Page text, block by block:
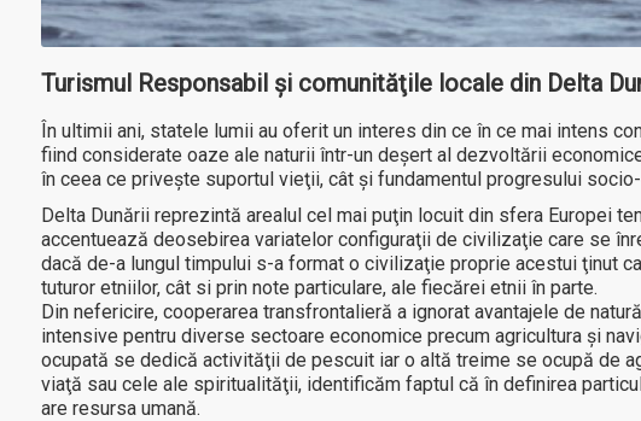
Turismul Responsabil şi comunităţile locale din Delta
În ultimii ani, statele lumii au oferit un interes din ce în ce mai intens
fiind considerate oaze ale naturii într-un deşert al dezvoltării
în ceea ce priveşte suportul vieţii, cât şi fundamentul progresului
Delta Dunării reprezintă arealul cel mai puţin locuit din sfera Europei
accentuează deosebirea variatelor configuraţii de civilizaţie care se
dacă de-a lungul timpului s-a format o civilizaţie proprie acestui ţinut
tuturor etniilor, cât si prin note particulare, ale fiecărei etnii în parte.
Din nefericire, cooperarea transfrontalieră a ignorat avantajele de
intensive pentru diverse sectoare economice precum agricultura şi
ocupată se dedică activităţii de pescuit iar o altă treime se ocupă de
viaţă sau cele ale spiritualităţii, identificăm faptul că în definirea
are resursa umană.